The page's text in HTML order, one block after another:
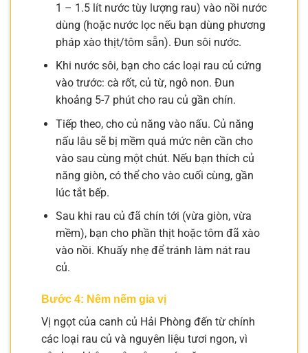
1 – 1.5 lít nước tùy lượng rau) vào nồi nước
dùng (hoặc nước lọc nếu bạn dùng phương
pháp xào thịt/tôm sẵn). Đun sôi nước.
Khi nước sôi, bạn cho các loại rau củ cứng
vào trước: cà rốt, củ từ, ngô non. Đun
khoảng 5-7 phút cho rau củ gần chín.
Tiếp theo, cho củ năng vào nấu. Củ năng
nấu lâu sẽ bị mềm quá mức nên cần cho
vào sau cùng một chút. Nếu bạn thích củ
năng giòn, có thể cho vào cuối cùng, gần
lúc tắt bếp.
Sau khi rau củ đã chín tới (vừa giòn, vừa
mềm), bạn cho phần thịt hoặc tôm đã xào
vào nồi. Khuấy nhẹ để tránh làm nát rau
củ.
Bước 4: Nêm nếm gia vị
Vị ngọt của canh củ Hải Phòng đến từ chính
các loại rau củ và nguyên liệu tươi ngon, vì